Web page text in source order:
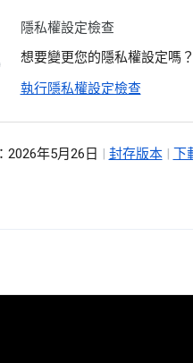
隱私權設定檢查
想要變更您的隱私權設定嗎？
執行隱私權設定檢查
2026年5月26日 | 封存版本 | 下